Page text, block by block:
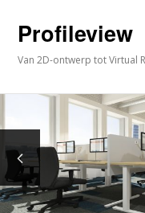
Profileview
Van 2D-ontwerp tot Virtual